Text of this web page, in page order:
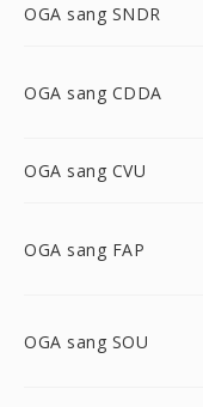
OGA sang SNDR
OGA sang CDDA
OGA sang CVU
OGA sang FAP
OGA sang SOU